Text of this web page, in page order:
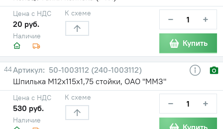
Наличие
Цена с НДС
20 руб.
К схеме − +
Купить
44
50-1003112 (240-1003112)
Шпилька М12х115х1,75 стойки, ОАО "ММЗ"
Наличие
Цена с НДС
530 руб.
К схеме − +